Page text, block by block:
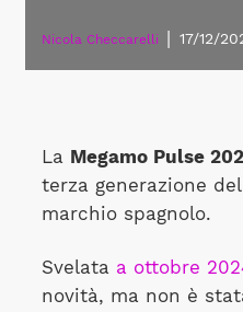
Nicola Checcarelli 17/12/
La Megamo Pulse
terza generazione
marchio spagnolo.
Svelata a ottobre
novità, ma non è